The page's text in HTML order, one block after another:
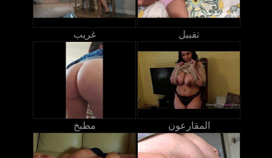
غريب تقبيل
مطبخ المقارعون